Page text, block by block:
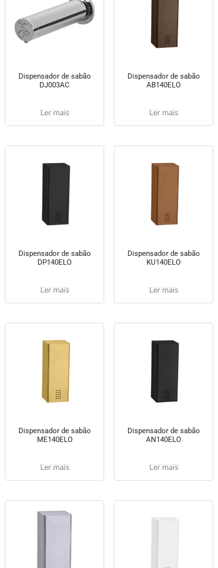
Dispensador de sabão
DJ003AC
Ler mais
Dispensador de sabão
AB140ELO
Ler mais
Dispensador de sabão
DP140ELO
Ler mais
Dispensador de sabão
KU140ELO
Ler mais
Dispensador de sabão
ME140ELO
Ler mais
Dispensador de sabão
AN140ELO
Ler mais